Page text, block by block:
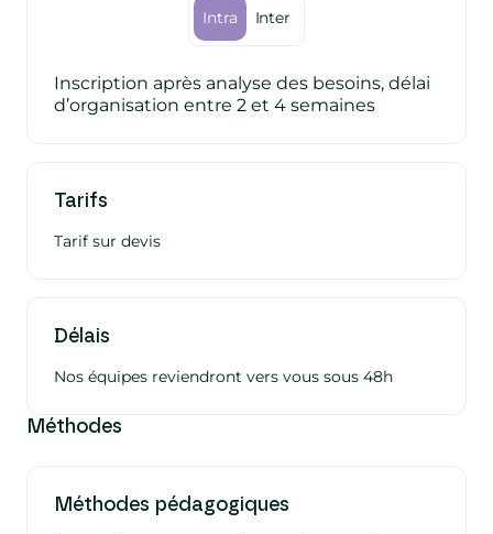
Intra Inter
Inscription après analyse des besoins, délai
d’organisation entre 2 et 4 semaines
Tarifs
Tarif sur devis
Délais
Nos équipes reviendront vers vous sous 48h
Méthodes
Méthodes pédagogiques